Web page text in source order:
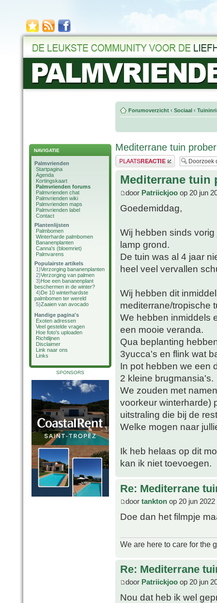
NAVIGATIE
Palmvrienden
Startpagina
Agenda
Kortingskaart
Palmvrienden forums
Palmvrienden chat
Palmvrienden wiki
Palmvrienden maps
Palmvrienden label
Contact
Plantenlijsten
Palmbomen
Winterharde palmbomen
Bananenplanten
Canna's (bloemriet)
Palmvarens
Populairste artikels
1)Verzorging bananenplanten
2)Verzorging van palmen
3)Hoe een bananenplant
beschermen in de winter?
4)De 10 winterhardste
palmbomen ter wereld
5)Zaaien van avocado
Handige pagina's
Exoten adressen
Veel gestelde vragen
Hoe foto's uploaden
Richtlijnen
Disclaimer
Link naar ons
Links
SPONSORS
Forumoverzicht ‹ Sociaal ‹
Mediterrane tuin
Plaats een reactie
Mediterrane tuin
door Patriickjoo op 20 jun
Goedemiddag,
Wij hebben sinds
lamp grond.
De tuin was al 4 jaar
heel veel vervallen
Wij hebben dit
mediterrane/tropische
We hebben inmiddels
een mooie veranda.
Qua beplanting
3yucca's en flink wat
In pot hebben we een
2 kleine brugmansia's.
We zouden met
voorkeur winterharde)
uitstraling die bij de
Welke mogen naar
Ik heb helaas op dit
kan ik niet toevoegen.
Re: Mediterrane
door tankton op 20 jun 2022
Doe dan het filmpje
We are here to care for the
Re: Mediterrane
door Patriickjoo op 20 jun
Nou dat heb ik wel